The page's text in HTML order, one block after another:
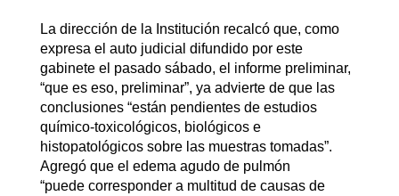
La dirección de la Institución recalcó que, como
expresa el auto judicial difundido por este
gabinete el pasado sábado, el informe preliminar,
“que es eso, preliminar”, ya advierte de que las
conclusiones “están pendientes de estudios
químico-toxicológicos, biológicos e
histopatológicos sobre las muestras tomadas”.
Agregó que el edema agudo de pulmón
“puede corresponder a multitud de causas de